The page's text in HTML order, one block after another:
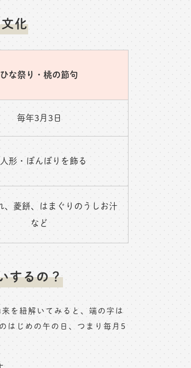
化
ひな祭り・桃の節句
毎年3月3日
形・ぼんぼりを飾る
、菱餅、はまぐりのうしお汁
など
するの？
を紐解いてみると、端の字は
はじめの午の日、つまり毎月5